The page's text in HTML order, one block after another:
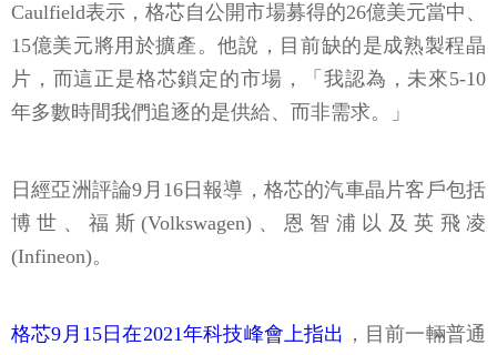
Caulfield表示，格芯自公開市場募得的26億美元當中、
15億美元將用於擴產。他說，目前缺的是成熟製程晶
片，而這正是格芯鎖定的市場，「我認為，未來5-10
年多數時間我們追逐的是供給、而非需求。」
日經亞洲評論9月16日報導，格芯的汽車晶片客戶包括
博世、福斯(Volkswagen)、恩智浦以及英飛凌
(Infineon)。
格芯9月15日在2021年科技峰會上指出 ，目前一輛普通